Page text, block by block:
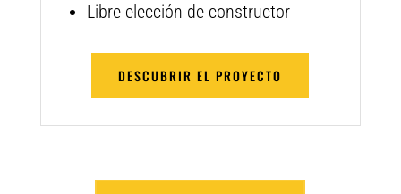
Libre elección de constructor
DESCUBRIR EL PROYECTO